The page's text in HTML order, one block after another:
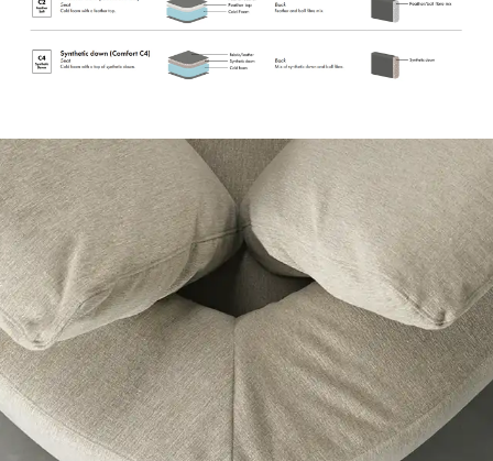
Sverige
Danmark
Norge
Suomi